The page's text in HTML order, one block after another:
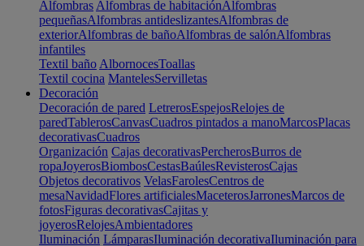
Alfombras Alfombras de habitaciónAlfombras
pequeñasAlfombras antideslizantesAlfombras de
exteriorAlfombras de bañoAlfombras de salónAlfombras
infantiles
Textil baño AlbornocesToallas
Textil cocina MantelesServilletas
Decoración
Decoración de pared LetrerosEspejosRelojes de
paredTablerosCanvasCuadros pintados a manoMarcosPlacas
decorativasCuadros
Organización Cajas decorativasPercherosBurros de
ropaJoyerosBiombosCestasBaúlesRevisterosCajas
Objetos decorativos VelasFarolesCentros de
mesaNavidadFlores artificialesMaceterosJarronesMarcos de
fotosFiguras decorativasCajitas y
joyerosRelojesAmbientadores
Iluminación LámparasIluminación decorativaIluminación para